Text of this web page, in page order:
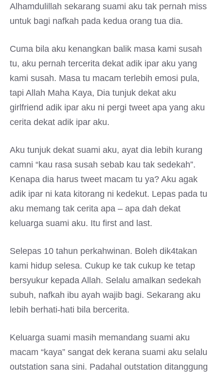
Alhamdulillah sekarang suami aku tak pernah miss
untuk bagi nafkah pada kedua orang tua dia.
Cuma bila aku kenangkan balik masa kami susah
tu, aku pernah tercerita dekat adik ipar aku yang
kami susah. Masa tu macam terlebih emosi pula,
tapi Allah Maha Kaya, Dia tunjuk dekat aku
girlfriend adik ipar aku ni pergi tweet apa yang aku
cerita dekat adik ipar aku.
Aku tunjuk dekat suami aku, ayat dia lebih kurang
camni “kau rasa susah sebab kau tak sedekah”.
Kenapa dia harus tweet macam tu ya? Aku agak
adik ipar ni kata kitorang ni kedekut. Lepas pada tu
aku memang tak cerita apa – apa dah dekat
keluarga suami aku. Itu first and last.
Selepas 10 tahun perkahwinan. Boleh dik4takan
kami hidup selesa. Cukup ke tak cukup ke tetap
bersyukur kepada Allah. Selalu amalkan sedekah
subuh, nafkah ibu ayah wajib bagi. Sekarang aku
lebih berhati-hati bila bercerita.
Keluarga suami masih memandang suami aku
macam “kaya” sangat dek kerana suami aku selalu
outstation sana sini. Padahal outstation ditanggung